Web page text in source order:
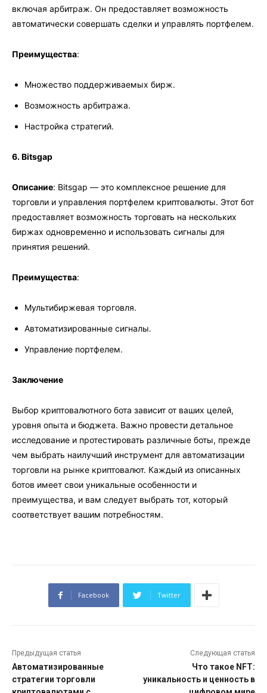
включая арбитраж. Он предоставляет возможность
автоматически совершать сделки и управлять портфелем.
Преимущества:
Множество поддерживаемых бирж.
Возможность арбитража.
Настройка стратегий.
6. Bitsgap
Описание: Bitsgap — это комплексное решение для
торговли и управления портфелем криптовалюты. Этот бот
предоставляет возможность торговать на нескольких
биржах одновременно и использовать сигналы для
принятия решений.
Преимущества:
Мультибиржевая торговля.
Автоматизированные сигналы.
Управление портфелем.
Заключение
Выбор криптовалютного бота зависит от ваших целей,
уровня опыта и бюджета. Важно провести детальное
исследование и протестировать различные боты, прежде
чем выбрать наилучший инструмент для автоматизации
торговли на рынке криптовалют. Каждый из описанных
ботов имеет свои уникальные особенности и
преимущества, и вам следует выбрать тот, который
соответствует вашим потребностям.
Facebook Twitter
Предыдущая статья
Автоматизированные
стратегии торговли
Следующая статья
Что такое NFT:
уникальность и ценность в